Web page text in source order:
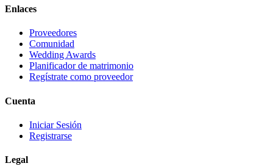
Enlaces
Proveedores
Comunidad
Wedding Awards
Planificador de matrimonio
Regístrate como proveedor
Cuenta
Iniciar Sesión
Registrarse
Legal